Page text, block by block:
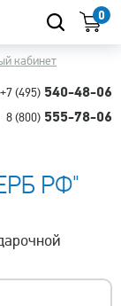
0
кабинет
+7 (495) 540-48-06
8 (800) 555-78-06
РФ"